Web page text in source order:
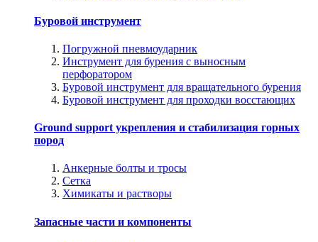
Буровой инструмент
Погружной пневмоударник
Инструмент для бурения с выносным
перфоратором
Буровой инструмент для вращательного бурения
Буровой инструмент для проходки восстающих
Ground support укрепления и стабилизация горных
пород
Анкерные болты и тросы
Сетка
Химикаты и растворы
Запасные части и компоненты